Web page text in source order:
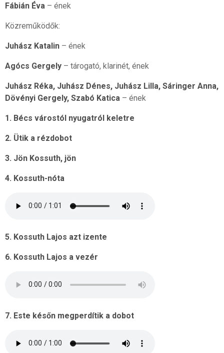
Fábián Éva – ének
Közreműködők:
Juhász Katalin– ének
Agócs Gergely– tárogató, klarinét, ének
Juhász Réka, Juhász Dénes, Juhász Lilla, Sáringer Anna,
Dövényi Gergely, Szabó Katica – ének
1. Bécs várostól nyugatról keletre
2. Ütik a rézdobot
3. Jön Kossuth, jön
4. Kossuth-nóta
5. Kossuth Lajos azt izente
6. Kossuth Lajos a vezér
7. Este későn megperdítik a dobot